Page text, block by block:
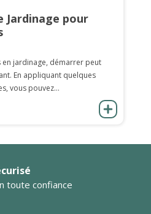
Jardinage pour
en jardinage, démarrer peut
En appliquant quelques
vous pouvez...
toute confiance